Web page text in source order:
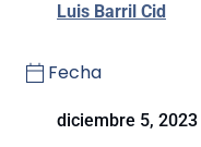
Luis Barril Cid
Fecha
diciembre 5, 2023